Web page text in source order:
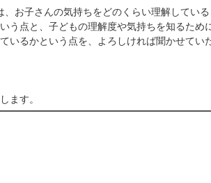
、お子さんの気持ちをどのくらい理解してい
う点と、子どもの理解度や気持ちを知るため
いるかという点を、よろしければ聞かせてい
ます。